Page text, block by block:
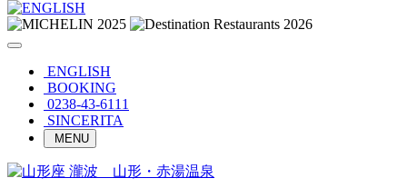
ENGLISH
BOOKING
0238-43-6111
SINCERITA
MENU